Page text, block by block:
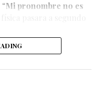
amistades cercanas
Mi pronombre no es